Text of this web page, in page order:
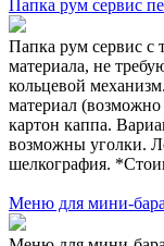
Папка рум сервис
Папка рум сервис с
материала, не
кольцевой
материал (возможно
картон каппа.
возможны уголки.
шелкография.
Меню для мини-